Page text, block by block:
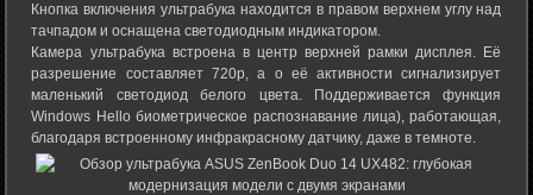
Кнопка включения ультрабука находится в правом верхнем углу над
тачпадом и оснащена светодиодным индикатором.
Камера ультрабука встроена в центр верхней рамки дисплея. Её
разрешение составляет 720p, а о её активности сигнализирует
маленький светодиод белого цвета. Поддерживается функция
Windows Hello биометрическое распознавание лица), работающая,
благодаря встроенному инфракрасному датчику, даже в темноте.